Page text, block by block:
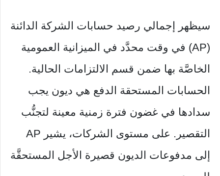
سيظهر إجمالي رصيد حسابات الشركة الدائنة
(AP) في وقت محدَّد في الميزانية العمومية
الخاصَّة بها ضمن قسم الالتزامات الحالية.
الحسابات المستحقة الدفع هي ديون يجب
سدادها في غضون فترة زمنية معينة لتجنُّب
التقصير. على مستوى الشركات، يشير AP
إلى مدفوعات الديون قصيرة الأجل المستحقَّة